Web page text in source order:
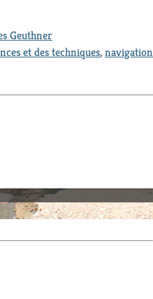
Geuthner
et des techniques,navigation